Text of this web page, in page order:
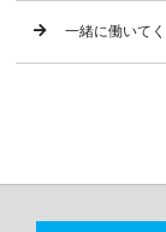
一緒に働いて